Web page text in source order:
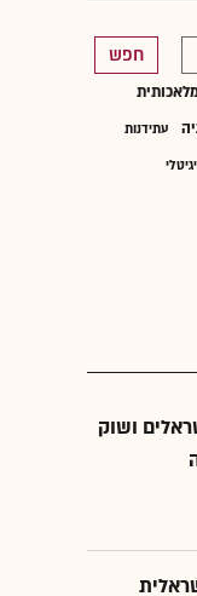
חפש
עתידנות
ושוק